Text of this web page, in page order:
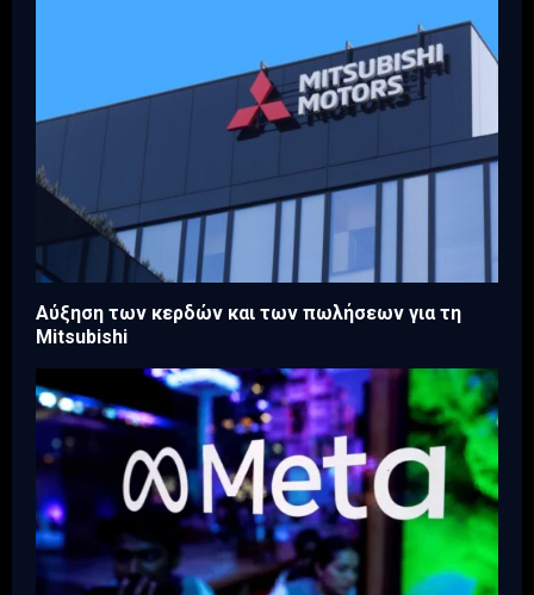
Aύξηση των κερδών και των πωλήσεων για τη
Mitsubishi